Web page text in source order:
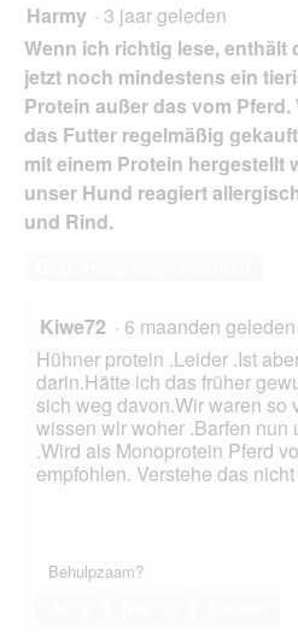
Harmy · 3 jaar geleden
Wenn ich richtig lese, enthält
jetzt noch mindestens ein
Protein außer das vom Pferd.
das Futter regelmäßig
mit einem Protein hergestellt
unser Hund reagiert
und Rind.
Kiwe72 · 6 maanden geleden
Hühner protein .Leider .Ist
darin.Hätte ich das früher
sich weg davon.Wir waren so
wissen wir woher .Barfen nun
.Wird als Monoprotein Pferd
empfohlen. Verstehe das nicht
Behulpzaam?